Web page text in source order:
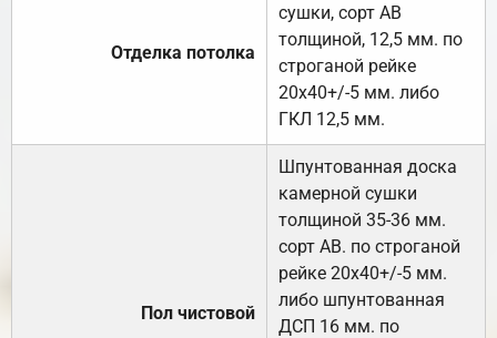
Отделка потолка
сушки, сорт АВ
толщиной, 12,5 мм. по
строганой рейке
20х40+/-5 мм. либо
ГКЛ 12,5 мм.
Пол чистовой
Шпунтованная доска
камерной сушки
толщиной 35-36 мм.
сорт АВ. по строганой
рейке 20х40+/-5 мм.
либо шпунтованная
ДСП 16 мм. по